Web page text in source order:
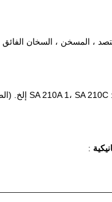
، المسخن ، السخان الفائق
: SA 210A 1، SA 210C إلخ. (الصف الآخر قابل للتفاوض أيضًا.)
: